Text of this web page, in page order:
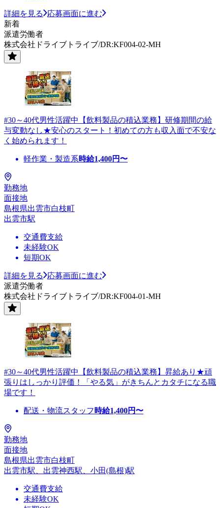
詳細を見る
応募画面に進む
新着
派遣労働者
株式会社ドライブトライブ/DR:KF004-02-MH
#30～40代男性活躍中【飲料製品の積込業務】研修期間の給
与変動なし★安心のスタート！初めての方も収入面で不安な
く始められます！
軽作業・製造系時給1,400円〜
勤務地
面接地
島根県出雲市白枝町
出雲市駅
交通費支給
未経験OK
短期OK
詳細を見る
応募画面に進む
派遣労働者
株式会社ドライブトライブ/DR:KF004-01-MH
#30～40代男性活躍中【飲料製品の積込業務】昇給あり★頑
張りはしっかり評価！「やる気」がきちんとカタチになる職
場です！
配送・物流スタッフ 時給1,400円〜
勤務地
面接地
島根県出雲市白枝町
出雲市駅、出雲神西駅、小田(島根)駅
交通費支給
未経験OK